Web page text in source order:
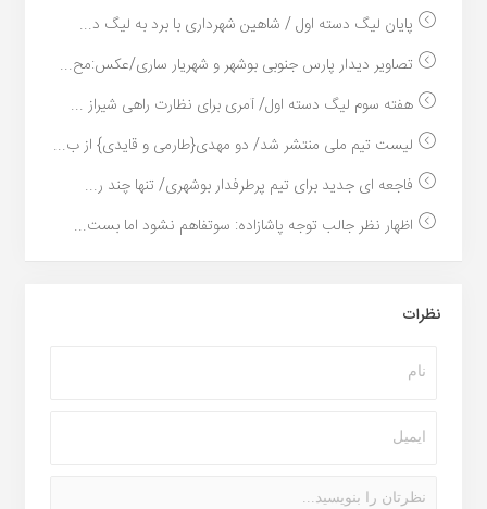
پایان لیگ دسته اول / شاهین شهرداری با برد به لیگ د...
تصاویر دیدار پارس جنوبی بوشهر و شهریار ساری/عکس:مح...
هفته سوم لیگ دسته اول/ آمری برای نظارت راهی شیراز ...
لیست تیم ملی منتشر شد/ دو مهدی{طارمی و قایدی} از ب...
فاجعه ای جدید برای تیم پرطرفدار بوشهری/ تنها چند ر...
اظهار نظر جالب توجه پاشازاده: سوتفاهم نشود اما بست...
نظرات